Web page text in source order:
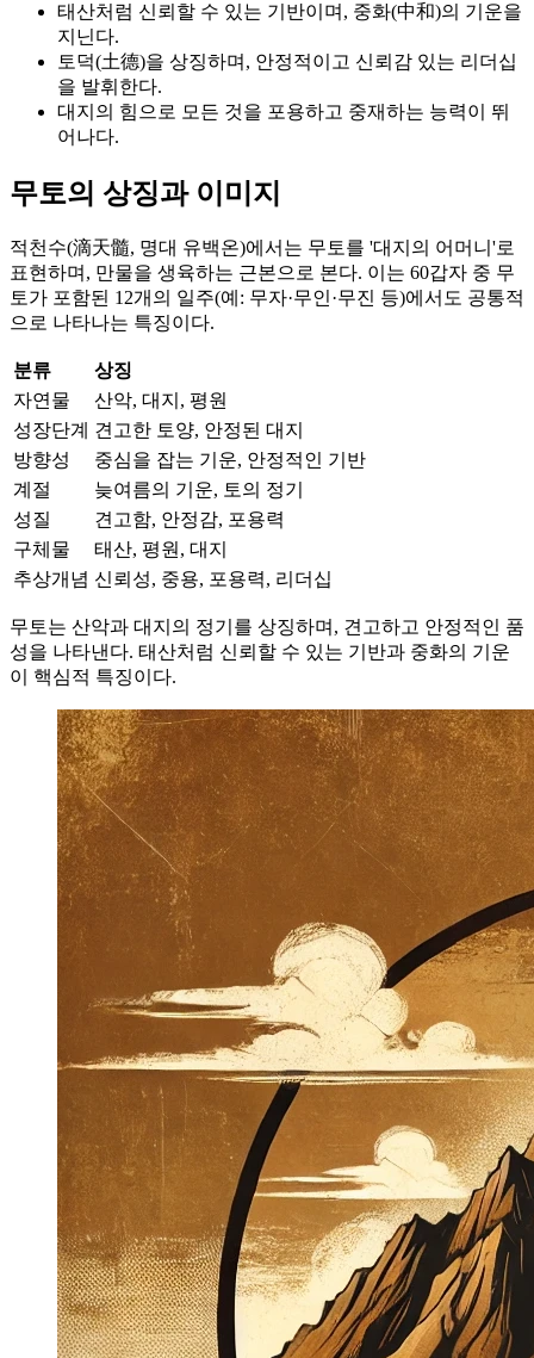
태산처럼 신뢰할 수 있는 기반이며, 중화(中和)의 기운을
지닌다.
토덕(土德)을 상징하며, 안정적이고 신뢰감 있는 리더십
을 발휘한다.
대지의 힘으로 모든 것을 포용하고 중재하는 능력이 뛰
어나다.
무토의 상징과 이미지
적천수(滴天髓, 명대 유백온)에서는 무토를 '대지의 어머니'로
표현하며, 만물을 생육하는 근본으로 본다. 이는 60갑자 중 무
토가 포함된 12개의 일주(예: 무자·무인·무진 등)에서도 공통적
으로 나타나는 특징이다.
분류
상징
자연물
산악, 대지, 평원
성장단계 견고한 토양, 안정된 대지
방향성
중심을 잡는 기운, 안정적인 기반
계절
늦여름의 기운, 토의 정기
성질
견고함, 안정감, 포용력
구체물
태산, 평원, 대지
추상개념 신뢰성, 중용, 포용력, 리더십
무토는 산악과 대지의 정기를 상징하며, 견고하고 안정적인 품
성을 나타낸다. 태산처럼 신뢰할 수 있는 기반과 중화의 기운
이 핵심적 특징이다.